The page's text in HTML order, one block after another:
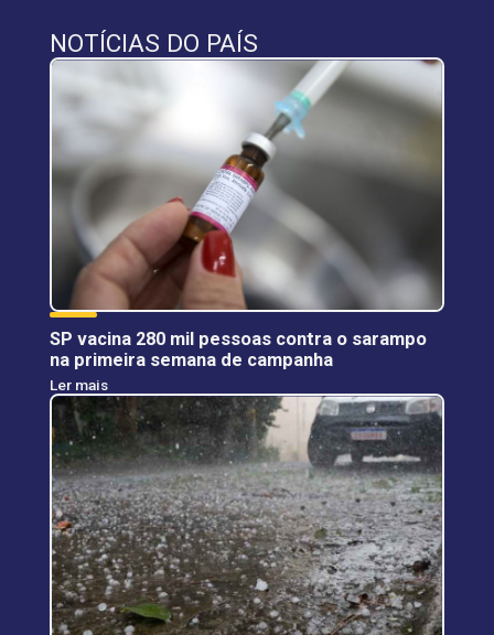
NOTÍCIAS DO PAÍS
SP vacina 280 mil pessoas contra o sarampo
na primeira semana de campanha
Ler mais